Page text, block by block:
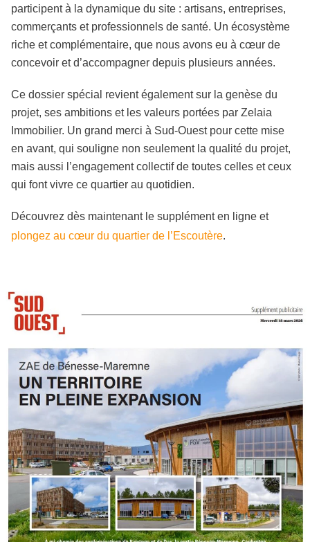
participent à la dynamique du site : artisans, entreprises,
commerçants et professionnels de santé. Un écosystème
riche et complémentaire, que nous avons eu à cœur de
concevoir et d’accompagner depuis plusieurs années.
Ce dossier spécial revient également sur la genèse du
projet, ses ambitions et les valeurs portées par Zelaia
Immobilier. Un grand merci à Sud-Ouest pour cette mise
en avant, qui souligne non seulement la qualité du projet,
mais aussi l’engagement collectif de toutes celles et ceux
qui font vivre ce quartier au quotidien.
Découvrez dès maintenant le supplément en ligne et
plongez au cœur du quartier de l’Escoutère.